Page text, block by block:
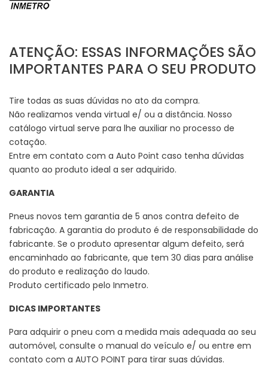
ATENÇÃO: ESSAS INFORMAÇÕES SÃO
IMPORTANTES PARA O SEU PRODUTO
Tire todas as suas dúvidas no ato da compra.
Não realizamos venda virtual e/ ou a distância. Nosso
catálogo virtual serve para lhe auxiliar no processo de
cotação.
Entre em contato com a Auto Point caso tenha dúvidas
quanto ao produto ideal a ser adquirido.
GARANTIA
Pneus novos tem garantia de 5 anos contra defeito de
fabricação. A garantia do produto é de responsabilidade do
fabricante. Se o produto apresentar algum defeito, será
encaminhado ao fabricante, que tem 30 dias para análise
do produto e realização do laudo.
Produto certificado pelo Inmetro.
DICAS IMPORTANTES
Para adquirir o pneu com a medida mais adequada ao seu
automóvel, consulte o manual do veículo e/ ou entre em
contato com a AUTO POINT para tirar suas dúvidas.